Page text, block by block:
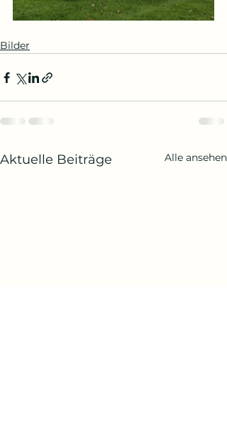
Bilder
Aktuelle Beiträge Alle ansehen